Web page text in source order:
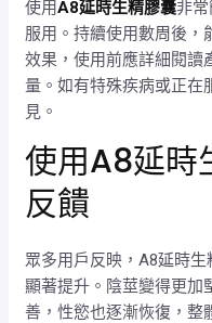
使用A8延時生精膠囊非
服用。持續使用數周後，
效果，使用前應詳細閱讀
量。如有特殊疾病或正在
見。
使用A8延時
反饋
眾多用戶反映，A8延時
顯著提升。陰莖變得更加
善，性慾也逐漸恢復，整